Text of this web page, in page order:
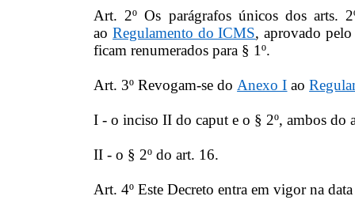
Art. 2º Os parágrafos únicos dos arts.
aoRegulamento do ICMS, aprovado
ficam renumerados para § 1º.
Art. 3º Revogam-se doAnexo I ao
I - o inciso II do caput e o § 2º, ambos do
II - o § 2º do art. 16.
Art. 4º Este Decreto entra em vigor na